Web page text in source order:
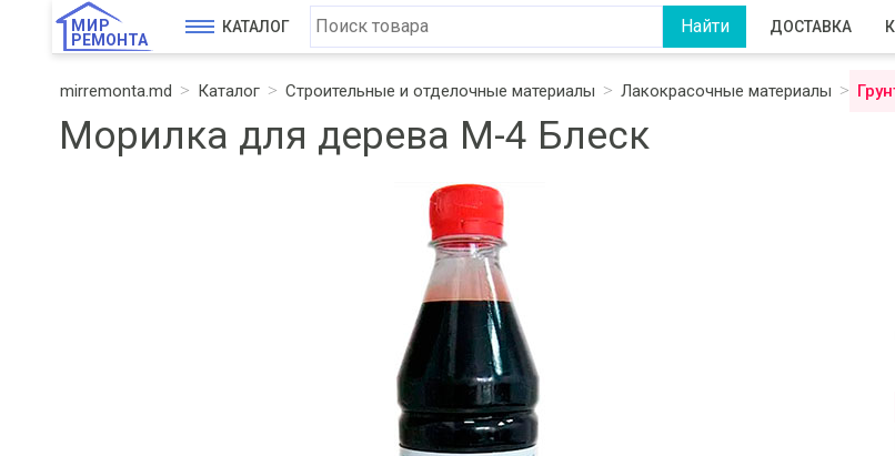
МИР
РЕМОНТА
КАТАЛОГ ДОСТАВКА
mirremonta.md Каталог Строительные и отделочные материалы Лакокрасочные материалы
Морилка для дерева М-4 Блеск